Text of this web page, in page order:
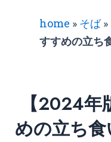
home » そば»
すすめの立ち
【2024
めの立ち